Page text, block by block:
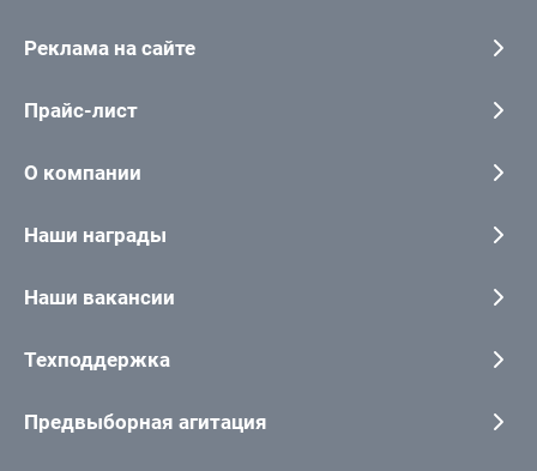
Реклама на сайте
Прайс-лист
О компании
Наши награды
Наши вакансии
Техподдержка
Предвыборная агитация